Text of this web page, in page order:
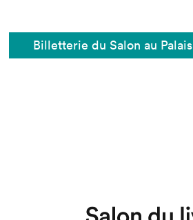
Billetterie du Salon au Palais